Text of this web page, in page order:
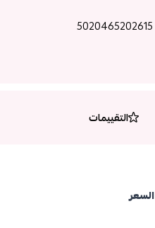
5020465202615
التقييمات
السعر